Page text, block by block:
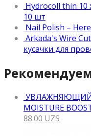
Hydrocoll thin 10
10 шт
Nail Polish –
Arkada's Wire
кусачки для
УВЛАЖНЯЮЩИЙ
MOISTURE
88.00 UZS